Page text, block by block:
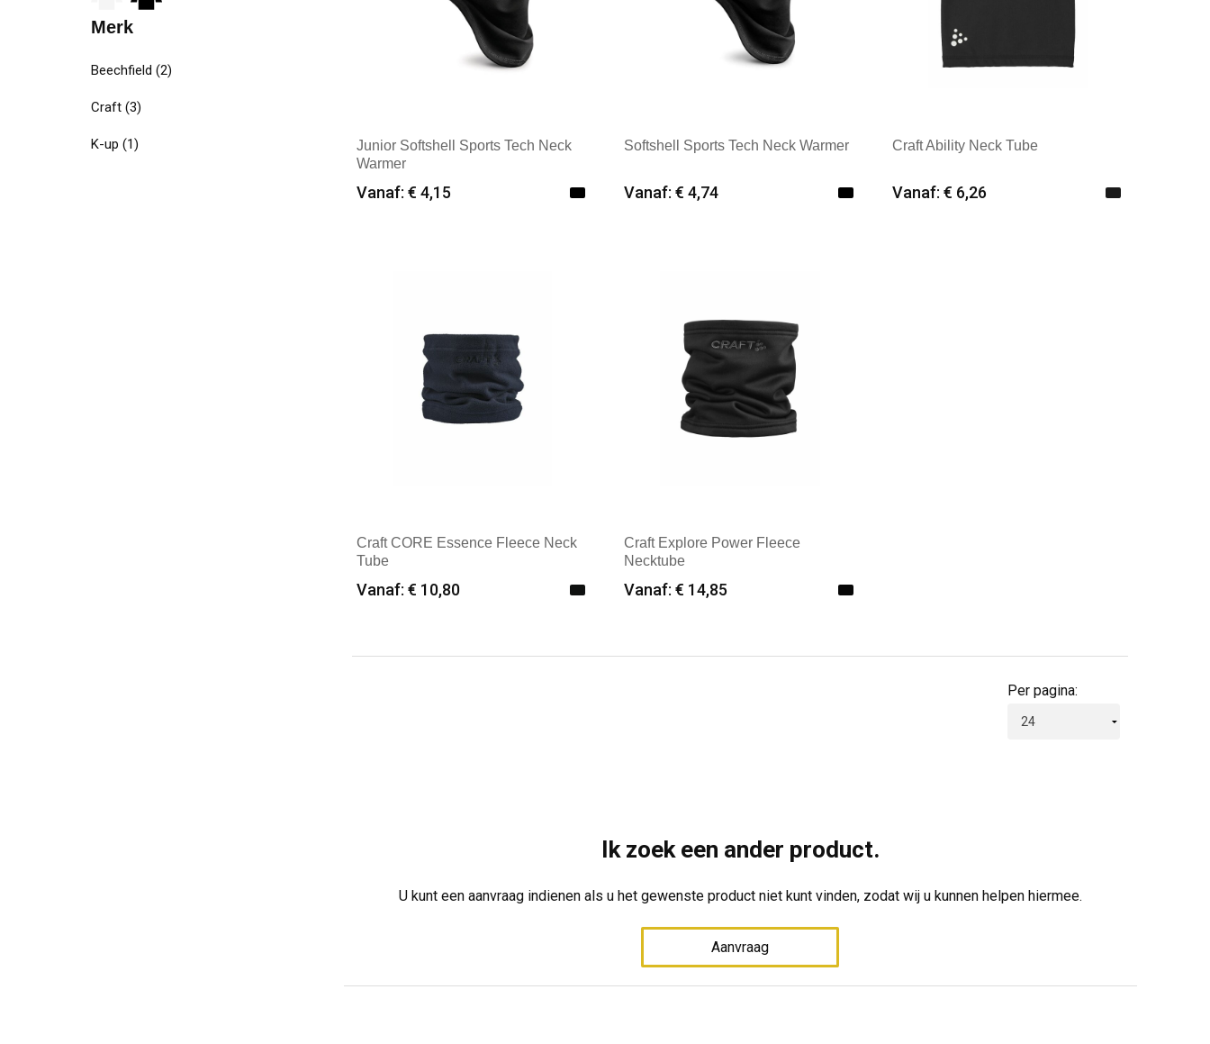
Merk
Beechfield (2)
Craft (3)
K-up (1)
Junior Softshell Sports Tech Neck
Warmer
Vanaf: € 4,15
Softshell Sports Tech Neck Warmer
Vanaf: € 4,74
Craft Ability Neck Tube
Vanaf: € 6,26
Craft CORE Essence Fleece Neck
Tube
Vanaf: € 10,80
Craft Explore Power Fleece
Necktube
Vanaf: € 14,85
Per pagina:
Ik zoek een ander product.
U kunt een aanvraag indienen als u het gewenste product niet kunt vinden, zodat wij u kunnen helpen hiermee.
Aanvraag